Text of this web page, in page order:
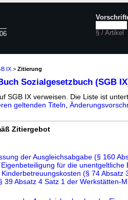
§ / Artikel
IX > Zitierung
Sozialgesetzbuch (SGB
SGB IX verweisen. Die Liste ist
geltenden Titeln
Zitiergebot
der Ausgleichsabgabe (§ 160
für die
(§ 74 Absatz
39 Absatz 4 Satz 1 der Werkstätten-